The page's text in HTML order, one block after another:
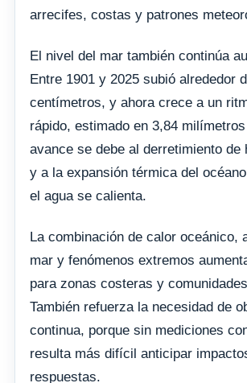
arrecifes, costas y patrones
El nivel del mar también continúa
Entre 1901 y 2025 subió alrededor
centímetros, y ahora crece a un
rápido, estimado en 3,84
avance se debe al derretimiento de
y a la expansión térmica del
el agua se calienta.
La combinación de calor oceánico,
mar y fenómenos extremos
para zonas costeras y
También refuerza la necesidad de
continua, porque sin mediciones
resulta más difícil anticipar
respuestas.